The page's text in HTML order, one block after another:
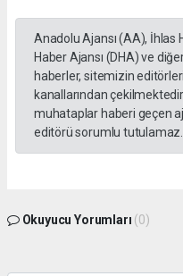
Anadolu Ajansı (AA), İhlas
Haber Ajansı (DHA) ve
haberler, sitemizin
kanallarından
muhataplar haberi geçen
editörü sorumlu tutulamaz...
Okuyucu Yorumları (0)